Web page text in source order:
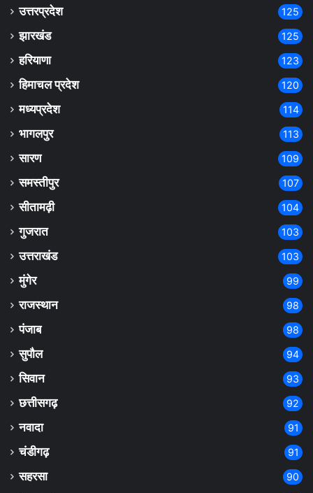
उत्तरप्रदेश 125
झारखंड 125
हरियाणा 123
हिमाचल प्रदेश 120
मध्यप्रदेश 114
भागलपुर 113
सारण 109
समस्तीपुर 107
सीतामढ़ी 104
गुजरात 103
उत्तराखंड 103
मुंगेर 99
राजस्थान 98
पंजाब 98
सुपौल 94
सिवान 93
छत्तीसगढ़ 92
नवादा 91
चंडीगढ़ 91
सहरसा 90